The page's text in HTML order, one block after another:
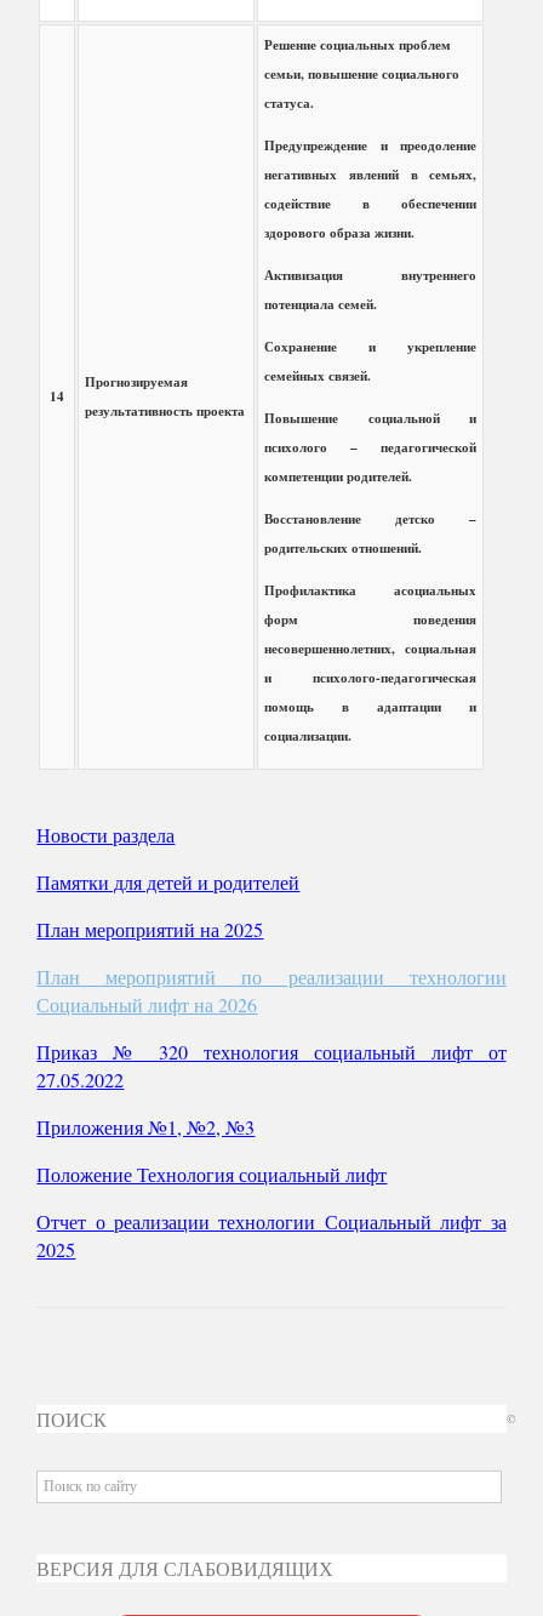
14
Прогнозируемая
результативность проекта
Решение социальных проблем
семьи, повышение социального
статуса.
Предупреждение и преодоление
негативных явлений в семьях,
содействие в обеспечении
здорового образа жизни.
Активизация внутреннего
потенциала семей.
Сохранение и укрепление
семейных связей.
Повышение социальной и
психолого – педагогической
компетенции родителей.
Восстановление детско –
родительских отношений.
Профилактика асоциальных
форм поведения
несовершеннолетних, социальная
и психолого-педагогическая
помощь в адаптации и
социализации.
Новости раздела
Памятки для детей и родителей
План мероприятий на 2025
План мероприятий по реализации технологии
Социальный лифт на 2026
Приказ № 320 технология социальный лифт от
27.05.2022
Приложения №1, №2, №3
Положение Технология социальный лифт
Отчет о реализации технологии Социальный лифт за
2025
ПОИСК
ВЕРСИЯ ДЛЯ СЛАБОВИДЯЩИХ
©